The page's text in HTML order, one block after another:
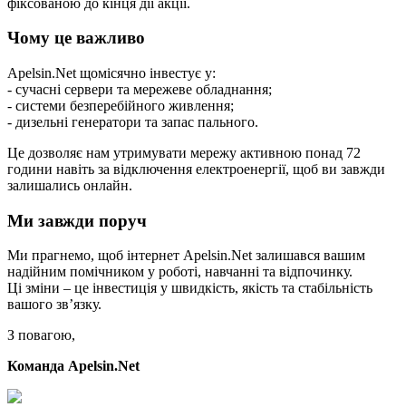
Чому це важливо
Apelsin.Net щомісячно інвестує у:
- сучасні сервери та мережеве обладнання;
- системи безперебійного живлення;
- дизельні генератори та запас пального.
Це дозволяє нам утримувати мережу активною понад 72
години навіть за відключення електроенергії, щоб ви завжди
залишались онлайн.
Ми завжди поруч
Ми прагнемо, щоб інтернет Apelsin.Net залишався вашим
надійним помічником у роботі, навчанні та відпочинку.
Ці зміни – це інвестиція у швидкість, якість та стабільність
вашого зв’язку.
З повагою,
Команда Apelsin.Net